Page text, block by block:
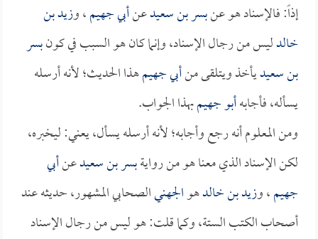
إذاً: فالإسناد هو عنبسر بن سعيدعنأبي جهيم، وزيد بن
خالدليس من رجال الإسناد، وإنما كان هو السبب في كونبسر
بن سعيديأخذ ويتلقى منأبي جهيمهذا الحديث؛ لأنه أرسله
يسأله، فأجابهأبو جهيمبهذا الجواب.
ومن المعلوم أنه رجع وأجابه؛ لأنه أرسله يسأل، يعني: ليخبره،
لكن الإسناد الذي معنا هو من روايةبسر بن سعيدعنأبي
جهيم، وزيد بن خالدهوالجهنيالصحابي المشهور، حديثه عند
أصحاب الكتب الستة، وكما قلت: هو ليس من رجال الإسناد